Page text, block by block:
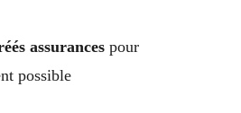
assurancespour
possible